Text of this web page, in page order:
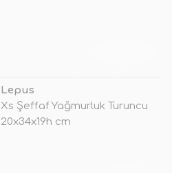
Lepus
Xs Şeffaf Yağmurluk Turuncu
20x34x19h cm